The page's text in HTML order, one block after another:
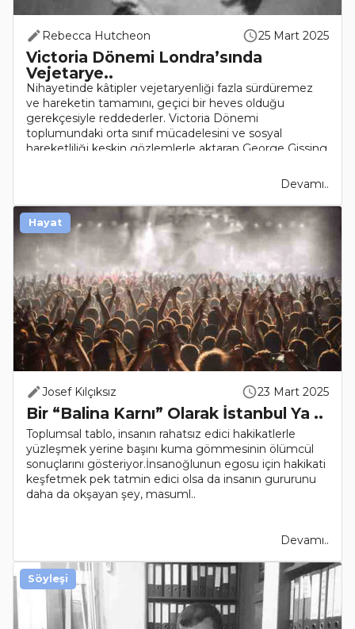
Rebecca Hutcheon 25 Mart 2025
Victoria Dönemi Londra’sında
Vejetarye..
Nihayetinde kâtipler vejetaryenliği fazla sürdüremez
ve hareketin tamamını, geçici bir heves olduğu
gerekçesiyle reddederler. Victoria Dönemi
toplumundaki orta sınıf mücadelesini ve sosyal
hareketliliği keskin gözlemlerle aktaran George Gissing
Devamı..
Josef Kılçıksız 23 Mart 2025
Bir “Balina Karnı” Olarak İstanbul Ya ..
Toplumsal tablo, insanın rahatsız edici hakikatlerle
yüzleşmek yerine başını kuma gömmesinin ölümcül
sonuçlarını gösteriyor.İnsanoğlunun egosu için hakikati
keşfetmek pek tatmin edici olsa da insanın gururunu
daha da okşayan şey, masuml..
Devamı..
Hayat
Söyleşi